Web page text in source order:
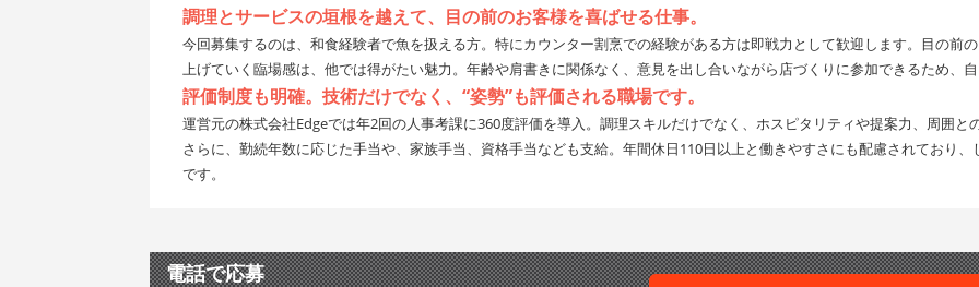
調理とサービスの垣根を越えて、目の前のお客様を喜ばせる仕事。
今回募集するのは、和食経験者で魚を扱える方。特にカウンター割烹での経験がある方は即戦力として歓迎します。目の前
上げていく臨場感は、他では得がたい魅力。年齢や肩書きに関係なく、意見を出し合いながら店づくりに参加できるため、
評価制度も明確。技術だけでなく、“姿勢”も評価される職場です。
運営元の株式会社Edgeでは年2回の人事考課に360度評価を導入。調理スキルだけでなく、ホスピタリティや提案力、周囲
さらに、勤続年数に応じた手当や、家族手当、資格手当なども支給。年間休日110日以上と働きやすさにも配慮されており
です。
電話で応募